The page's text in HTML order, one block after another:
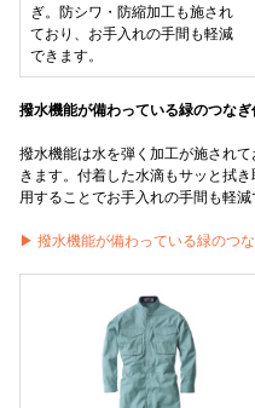
ぎ。防シワ・防縮加工も施され
ており、お手入れの手間も軽減
できます。
撥水機能が備わっている緑のつなぎ
撥水機能は水を弾く加工が施され
きます。付着した水滴もサッと拭
用することでお手入れの手間も軽減
▶︎ 撥水機能が備わっている緑のつ